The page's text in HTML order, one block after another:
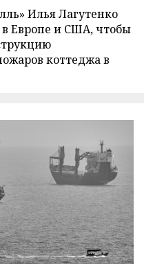
Илья Лагутенко
Европе и США, чтобы
коттеджа в